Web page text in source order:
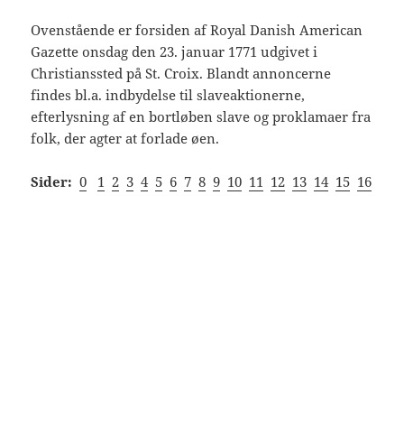
Ovenstående er forsiden af Royal Danish American
Gazette onsdag den 23. januar 1771 udgivet i
Christianssted på St. Croix. Blandt annoncerne
findes bl.a. indbydelse til slaveaktionerne,
efterlysning af en bortløben slave og proklamaer fra
folk, der agter at forlade øen.
Sider: 0 1 2 3 4 5 6 7 8 9 10 11 12 13 14 15 16